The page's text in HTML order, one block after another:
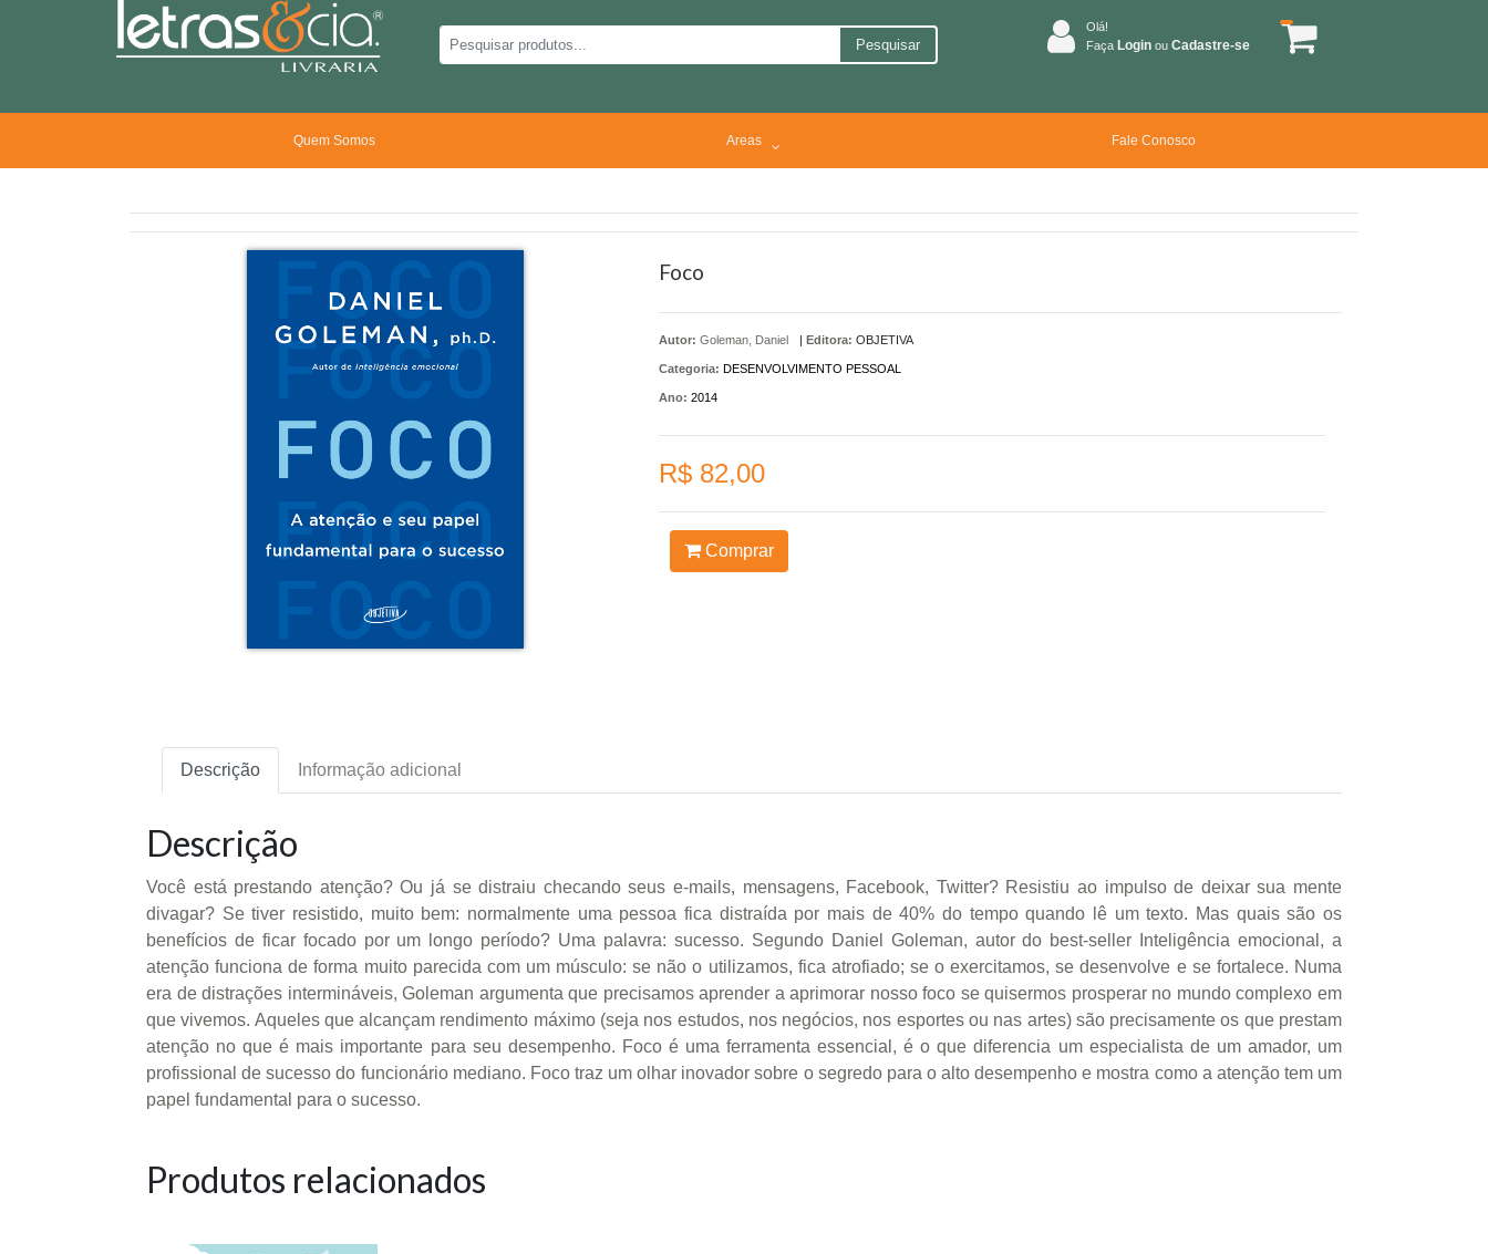
Pesquisar
Olá!
Faça Login ou Cadastre-se
Quem Somos Areas Fale Conosco
Foco
Autor: Goleman, Daniel | Editora: OBJETIVA
Categoria: DESENVOLVIMENTO PESSOAL
Ano: 2014
R$ 82,00
Comprar
Descrição Informação adicional
Descrição
Você está prestando atenção? Ou já se distraiu checando seus e-mails, mensagens, Facebook, Twitter? Resistiu ao impulso de deixar sua mente
divagar? Se tiver resistido, muito bem: normalmente uma pessoa fica distraída por mais de 40% do tempo quando lê um texto. Mas quais são os
benefícios de ficar focado por um longo período? Uma palavra: sucesso. Segundo Daniel Goleman, autor do best-seller Inteligência emocional, a
atenção funciona de forma muito parecida com um músculo: se não o utilizamos, fica atrofiado; se o exercitamos, se desenvolve e se fortalece. Numa
era de distrações intermináveis, Goleman argumenta que precisamos aprender a aprimorar nosso foco se quisermos prosperar no mundo complexo em
que vivemos. Aqueles que alcançam rendimento máximo (seja nos estudos, nos negócios, nos esportes ou nas artes) são precisamente os que prestam
atenção no que é mais importante para seu desempenho. Foco é uma ferramenta essencial, é o que diferencia um especialista de um amador, um
profissional de sucesso do funcionário mediano. Foco traz um olhar inovador sobre o segredo para o alto desempenho e mostra como a atenção tem um
papel fundamental para o sucesso.
Produtos relacionados